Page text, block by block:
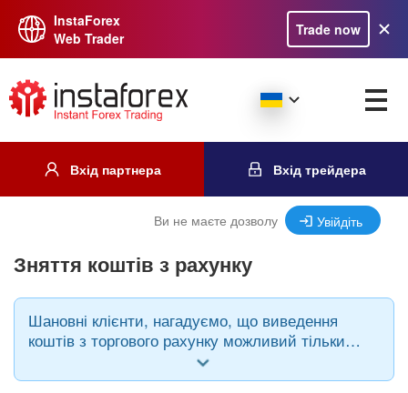
InstaForex
Web Trader
Trade now
Вхід партнера Вхід трейдера
Ви не маєте дозволу Увійдіть
Зняття коштів з рахунку
Шановні клієнти, нагадуємо, що виведення
коштів з торгового рахунку можливий тільки
при використанні тієї ж платіжної системи,
через яку відбувалося поповнення і в тій же